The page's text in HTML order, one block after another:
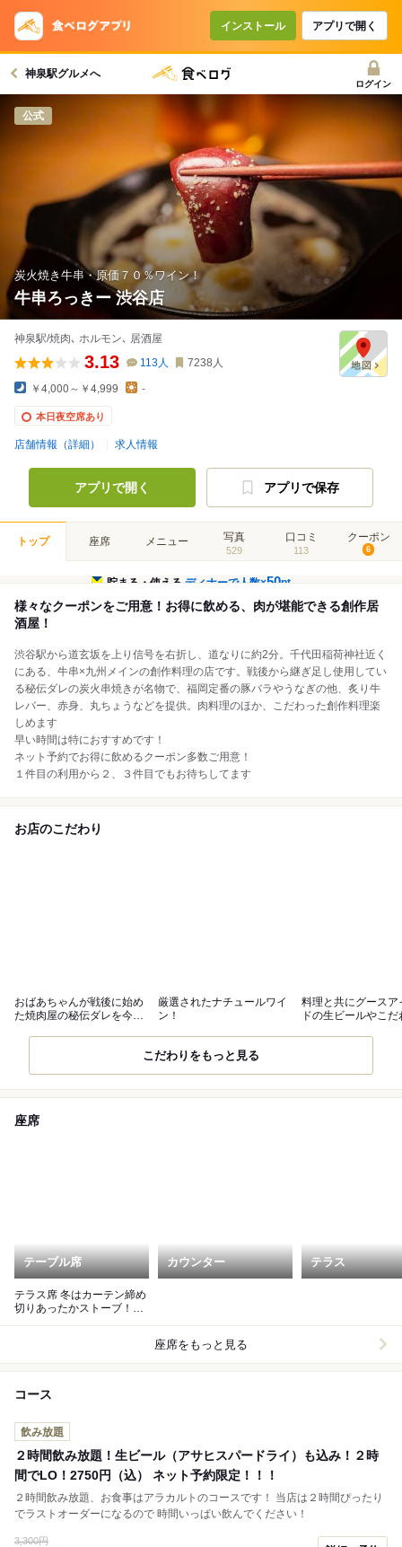
インストール アプリで開く
神泉駅グルメへ
ログイン
公式
炭火焼き牛串・原価７０％ワイン！
牛串ろっきー 渋谷店
神泉駅/焼肉､ ホルモン､ 居酒屋
3.13 113人 7238 人
￥4,000～￥4,999 -
本日夜空席あり
店舗情報（詳細） 求人情報
アプリで開く アプリで保存
トップ 座席 メニュー 写真
529
口コミ
113
クーポン
6
貯まる・使えるディナーで人数×50pt
様々なクーポンをご用意！お得に飲める、肉が堪能できる創作居
酒屋！
渋谷駅から道玄坂を上り信号を右折し、道なりに約2分。千代田稲荷神社近く
にある、牛串×九州メインの創作料理の店です。戦後から継ぎ足し使用してい
る秘伝ダレの炭火串焼きが名物で、福岡定番の豚バラやうなぎの他、炙り牛
レバー、赤身、丸ちょうなどを提供。肉料理のほか、こだわった創作料理楽
しめます
早い時間は特におすすめです！
ネット予約でお得に飲めるクーポン多数ご用意！
１件目の利用から２、３件目でもお待ちしてます
お店のこだわり
おばあちゃんが戦後に始め
た焼肉屋の秘伝ダレを今も
厳選されたナチュールワイ
ン！
料理と共にグースア
ドの生ビールやこだ
こだわりをもっと見る
座席
テーブル席
テラス席 冬はカーテン締め
切りあったかストーブ！全
カウンター テラス
座席をもっと見る
コース
飲み放題
２時間飲み放題！生ビール（アサヒスパードライ）も込み！２時
間でLO！2750円（込） ネット予約限定！！！
２時間飲み放題、お食事はアラカルトのコースです！ 当店は２時間ぴったり
でラストオーダーになるので 時間いっぱい飲んでください！
3,300円
コースで使えるクーポン
戻る
クーポンを利用せず予約する